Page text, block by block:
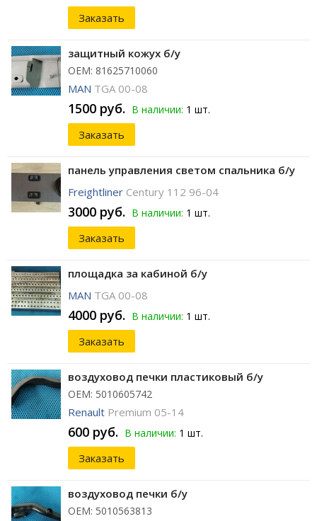
Заказать
защитный кожух б/у
ОЕМ: 81625710060
MAN TGA 00-08
1500 руб. В наличии: 1 шт.
Заказать
панель управления светом спальника б/у
Freightliner Century 112 96-04
3000 руб. В наличии: 1 шт.
Заказать
площадка за кабиной б/у
MAN TGA 00-08
4000 руб. В наличии: 1 шт.
Заказать
воздуховод печки пластиковый б/у
ОЕМ: 5010605742
Renault Premium 05-14
600 руб. В наличии: 1 шт.
Заказать
воздуховод печки б/у
ОЕМ: 5010563813